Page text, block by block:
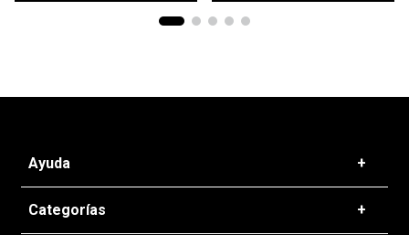
Ayuda +
Preguntas frecuentes
T&C - Políticas de Envío
Categorías +